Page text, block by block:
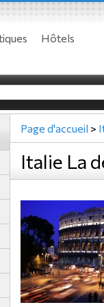
Hôtels
Page d'accueil >
Italie La